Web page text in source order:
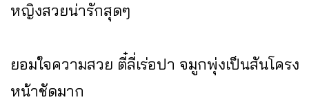
หญิงสวยน่ารักสุดๆ
ยอมใจความสวย ตี๋ลี่เร่อปา จมูกพุ่งเป็นสันโครง
หน้าชัดมาก